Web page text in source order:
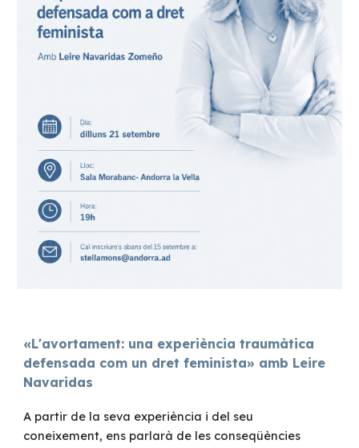
«L'avortament: una experiència traumàtica
defensada com un dret feminista» amb Leire
Navaridas
A partir de la seva experiència i del seu
coneixement, ens parlarà de les conseqüències